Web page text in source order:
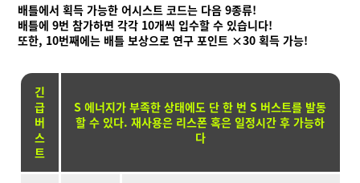
배틀에서 획득 가능한 어시스트 코드는 다음 9종류!
배틀에 9번 참가하면 각각 10개씩 입수할 수 있습니다!
또한, 10번째에는 배틀 보상으로 연구 포인트 ×30 획득 가능!
긴
급
버
스
트
S 에너지가 부족한 상태에도 단 한 번 S 버스트를 발동
할 수 있다. 재사용은 리스폰 혹은 일정시간 후 가능하
다